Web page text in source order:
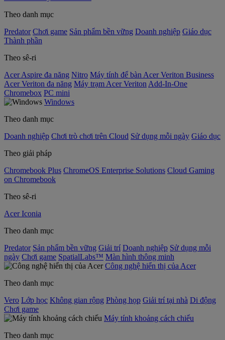
Theo danh mục
Predator Chơi game Sản phẩm bền vững Doanh nghiệp Giáo dục
Thành phần
Theo sê-ri
Acer Aspire đa năng Nitro Máy tính để bàn Acer Veriton Business
Acer Veriton đa năng Máy trạm Acer Veriton Add-In-One
Chromebox PC mini
Windows
Theo danh mục
Doanh nghiệp Chơi trò chơi trên Cloud Sử dụng mỗi ngày Giáo dục
Theo giải pháp
Chromebook Plus ChromeOS Enterprise Solutions Cloud Gaming
on Chromebook
Theo sê-ri
Acer Iconia
Theo danh mục
Predator Sản phẩm bền vững Giải trí Doanh nghiệp Sử dụng mỗi
ngày Chơi game SpatialLabs™ Màn hình thông minh
Công nghệ hiển thị của Acer
Theo danh mục
Vero Lớp học Không gian rộng Phòng họp Giải trí tại nhà Di động
Chơi game
Máy tính khoảng cách chiếu
Theo danh mục